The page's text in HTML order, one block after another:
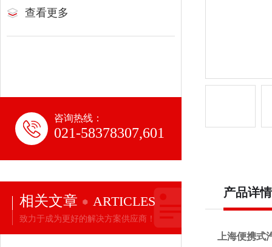
查看更多
咨询热线：
021-58378307,601
相关文章 ARTICLES
致力于成为更好的解决方案供应商！
产品详情
上海便携